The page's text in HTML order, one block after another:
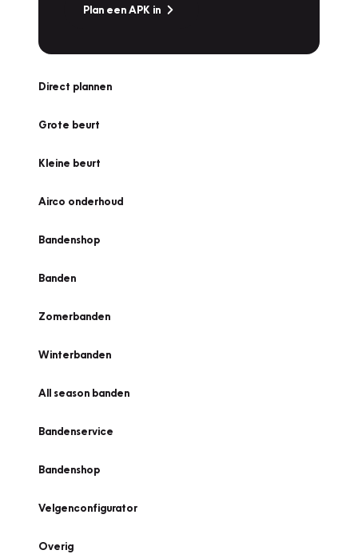
Plan een APK in
Direct plannen
Grote beurt
Kleine beurt
Airco onderhoud
Bandenshop
Banden
Zomerbanden
Winterbanden
All season banden
Bandenservice
Bandenshop
Velgenconfigurator
Overig